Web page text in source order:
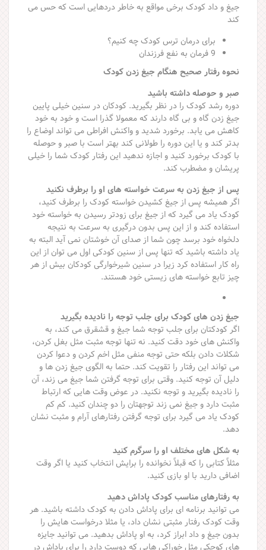
جیغ و داد کودک برخی مواقع به خاطر دردهایی است که حس می
کند
برای درمان ترس کودک چه کنیم؟
9 فرمان به نفع فرزندان
نحوه رفتار صحیح هنگام جیغ زدن کودک
صبر و حوصله داشته باشید
دوره رشد کودک را در نظر بگیرید. کودکان در سنین خیلی پایین
جیغ زدن گاه و بی گاه دارند که معمولا گذرا است و خود به خود
کاهش می یابد. برخورد شدید و واکنش افراطی می تواند اوضاع را
بدتر کند و یا این دوره را طولانی کند بهتر است با صبر و حوصله
با کودک برخورد کنید و اجازه ندهید این رفتار کودک شما را خیلی
پریشان و مضطرب کند.
پس از جیغ زدن به سرعت خواسته های او را برطرف نکنید
اگر همیشه پس از جیغ کشیدن خواسته کودک را برطرف کنید،
کودک یاد می گیرد که از جیغ برای زودتر رسیدن به خواسته خود
استفاده کند و از این پس بدون درگیری به سرعت به نتیجه
دلخواه خود برسد چون شما از صدای آن خوشتان نمی آید البته به
یاد داشته باشید که تنها پس از سنین کودکی اول می توان از این
راه کار استفاده کرد زیرا در سنین شیرخوارگی کودکان بیش از هر
چیز تابع خواسته های زیستی خود هستند.
جیغ زدن های کودک برای جلب توجه را نادیده بگیرید
اگر کودکتان برای جلب توجه شما جیغ و قشقرق می کند، به
واکنش های خود دقت کنید. نه تنها توجه مثبت مثل بغل کردن،
شکلات دادن بلکه حتی توجه منفی مثل اخم کردن و دعوا کردن
می تواند این رفتار را تقویت کند. حتما به الگوی جیغ زدن ها و
دلیل آن توجه کنید. وقتی برای توجه گرفتن شما جیغ می زند، آن
را نادیده بگیرید و توجه نکنید. در عوض وقت هایی که ارتباط
مثبت دارد و جیغ نمی زند توجهتان را دو چندان کنید. کم کم
کودک یاد می گیرد برای توجه گرفتن رفتارهای آرام و مثبت نشان
دهد.
به شکل های مختلف او را سرگرم کنید
مثلاً کتابی را که قبلاً نخوانده را برایش انتخاب کنید یا اگر وقت
اضافی دارید با او بازی کنید.
به رفتارهای مناسب کودک پاداش دهید
می توانید برنامه ای برای پاداش دادن به کودک داشته باشید. هر
وقت کودک رفتار مثبتی نشان داد، یا مثلا درخواست هایش را
بدون جیغ و داد ابراز کرد، به او پاداش بدهید. می توانید جایزه